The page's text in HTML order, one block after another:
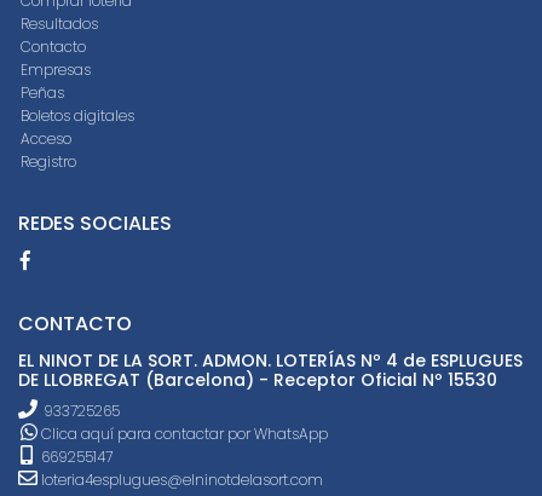
Resultados
Contacto
Empresas
Peñas
Boletos digitales
Acceso
Registro
REDES SOCIALES
CONTACTO
EL NINOT DE LA SORT. ADMON. LOTERÍAS Nº 4 de ESPLUGUES
DE LLOBREGAT (Barcelona) - Receptor Oficial Nº 15530
933725265
Clica aquí para contactar por WhatsApp
669255147
loteria4esplugues@elninotdelasort.com